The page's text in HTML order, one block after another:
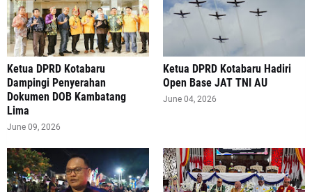
Ketua DPRD Kotabaru
Dampingi Penyerahan
Dokumen DOB Kambatang
Lima
June 09, 2026
Ketua DPRD Kotabaru Hadiri
Open Base JAT TNI AU
June 04, 2026